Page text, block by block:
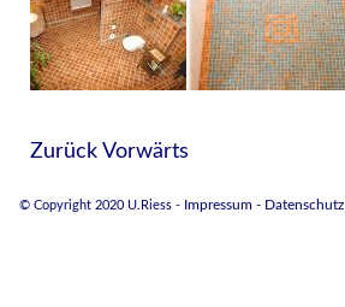
Zurück Vorwärts
© Copyright 2020 U.Riess - Impressum - Datenschutz